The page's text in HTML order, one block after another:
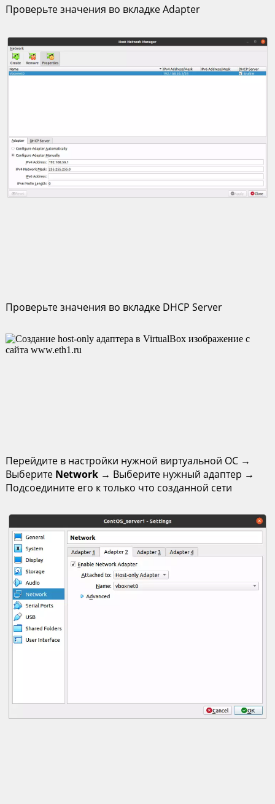
Проверьте значения во вкладке Adapter
Проверьте значения во вкладке DHCP Server
Перейдите в настройки нужной виртуальной ОС →
Выберите Network→ Выберите нужный адаптер →
Подсоедините его к только что созданной сети